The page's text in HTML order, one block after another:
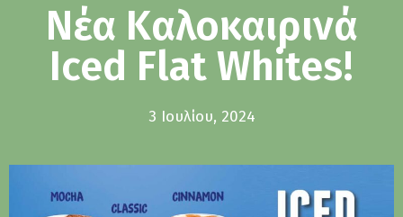
Nέα Kαλοκαιρινά
Iced Flat Whites!
3 Ιουλίου, 2024